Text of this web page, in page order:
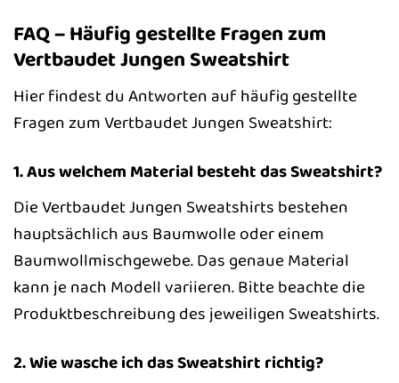
FAQ – Häufig gestellte Fragen zum
Vertbaudet Jungen Sweatshirt
Hier findest du Antworten auf häufig gestellte
Fragen zum Vertbaudet Jungen Sweatshirt:
1. Aus welchem Material besteht das Sweatshirt?
Die Vertbaudet Jungen Sweatshirts bestehen
hauptsächlich aus Baumwolle oder einem
Baumwollmischgewebe. Das genaue Material
kann je nach Modell variieren. Bitte beachte die
Produktbeschreibung des jeweiligen Sweatshirts.
2. Wie wasche ich das Sweatshirt richtig?